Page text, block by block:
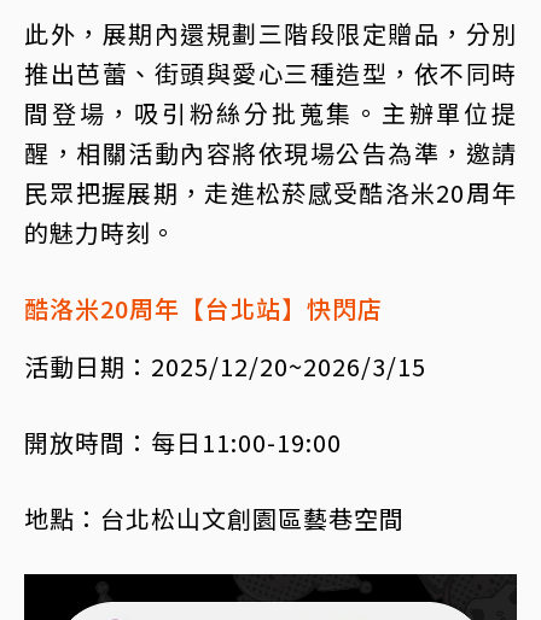
此外，展期內還規劃三階段限定贈品，分別
推出芭蕾、街頭與愛心三種造型，依不同時
間登場，吸引粉絲分批蒐集。主辦單位提
醒，相關活動內容將依現場公告為準，邀請
民眾把握展期，走進松菸感受酷洛米20周年
的魅力時刻。
酷洛米20周年【台北站】快閃店
活動日期：2025/12/20~2026/3/15
開放時間：每日11:00-19:00
地點：台北松山文創園區藝巷空間